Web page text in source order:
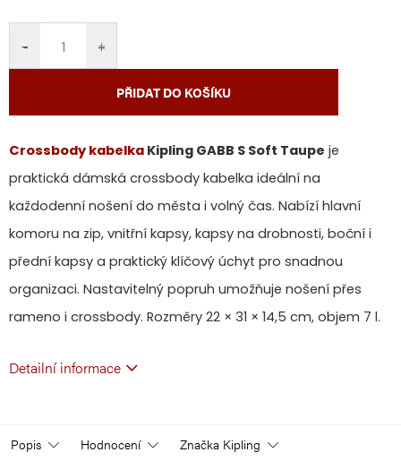
+
−
PŘIDAT DO KOŠÍKU
Crossbody kabelka Kipling GABB S Soft Taupe je
praktická dámská crossbody kabelka ideální na
každodenní nošení do města i volný čas. Nabízí hlavní
komoru na zip, vnitřní kapsy, kapsy na drobnosti, boční i
přední kapsy a praktický klíčový úchyt pro snadnou
organizaci. Nastavitelný popruh umožňuje nošení přes
rameno i crossbody. Rozměry 22 × 31 × 14,5 cm, objem 7 l.
Detailní informace
Popis Hodnocení Značka Kipling